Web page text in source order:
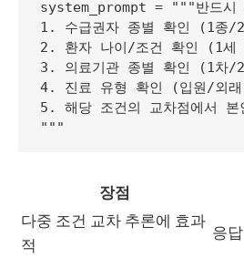
system_prompt = """반드시
1. 수급권자 종별 확인 (1종/
2. 환자 나이/조건 확인 (1세
3. 의료기관 종별 확인 (1차/
4. 진료 유형 확인 (입원/외
5. 해당 조건의 교차점에서 본
장점
다중 조건 교차 추론에 효과
적
응